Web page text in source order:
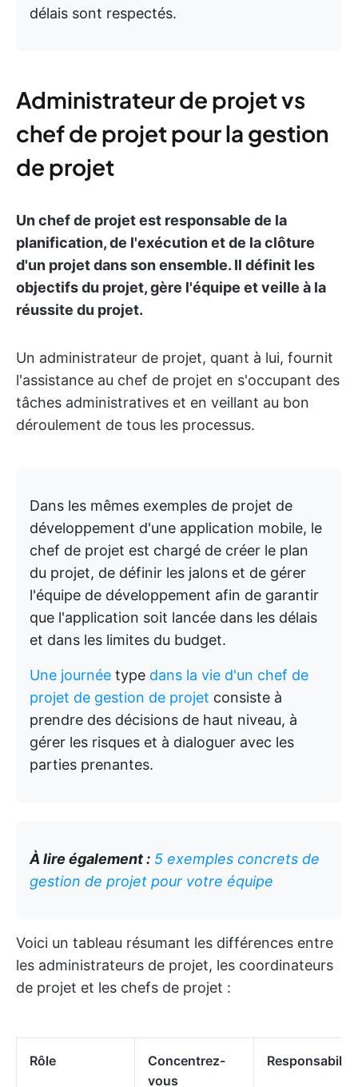
délais sont respectés.
Administrateur de projet vs
chef de projet pour la gestion
de projet
Un chef de projet est responsable de la
planification, de l'exécution et de la clôture
d'un projet dans son ensemble. Il définit les
objectifs du projet, gère l'équipe et veille à la
réussite du projet.
Un administrateur de projet, quant à lui, fournit
l'assistance au chef de projet en s'occupant des
tâches administratives et en veillant au bon
déroulement de tous les processus.
Dans les mêmes exemples de projet de
développement d'une application mobile, le
chef de projet est chargé de créer le plan
du projet, de définir les jalons et de gérer
l'équipe de développement afin de garantir
que l'application soit lancée dans les délais
et dans les limites du budget.
Une journée type dans la vie d'un chef de
projet de gestion de projet consiste à
prendre des décisions de haut niveau, à
gérer les risques et à dialoguer avec les
parties prenantes.
À lire également : 5 exemples concrets de
gestion de projet pour votre équipe
Voici un tableau résumant les différences entre
les administrateurs de projet, les coordinateurs
de projet et les chefs de projet :
Rôle
Concentrez-
vous